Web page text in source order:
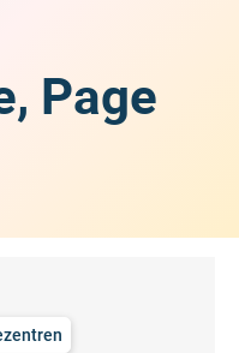
Page